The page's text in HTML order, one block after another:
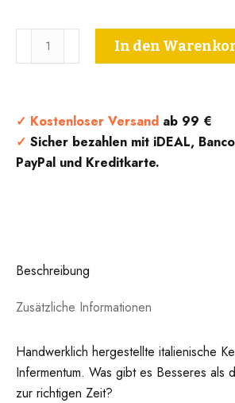
Sbrisolona-
Kekse
Menge
In den
✓ Kostenloser Versand ab 99 €
✓ Sicher bezahlen mit iDEAL,
PayPal und Kreditkarte.
Beschreibung
Zusätzliche Informationen
Handwerklich hergestellte italienische
Infermentum. Was gibt es Besseres als
zur richtigen Zeit?